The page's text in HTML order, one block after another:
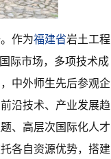
作为福建省岩土工程
际市场，多项技术成
中外师生先后参观企
沿技术、产业发展趋
、高层次国际化人才
各自资源优势，搭建